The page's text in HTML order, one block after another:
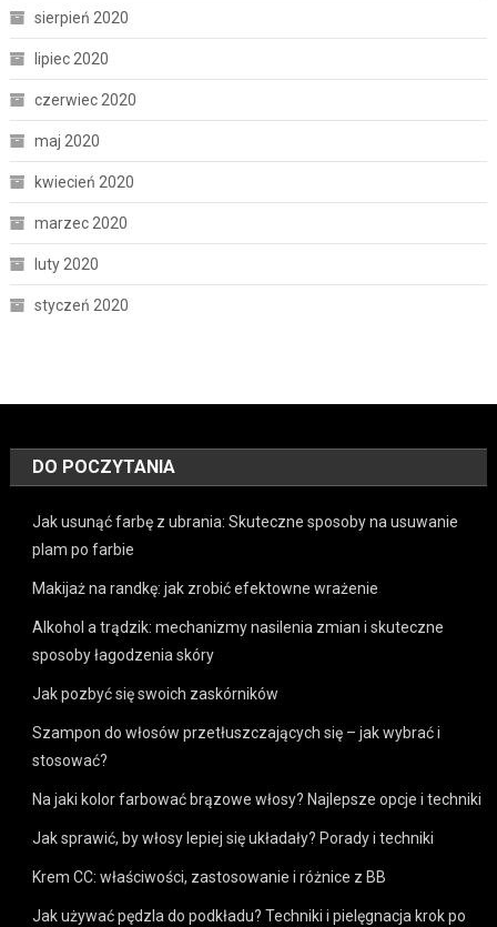
sierpień 2020
lipiec 2020
czerwiec 2020
maj 2020
kwiecień 2020
marzec 2020
luty 2020
styczeń 2020
DO POCZYTANIA
Jak usunąć farbę z ubrania: Skuteczne sposoby na usuwanie
plam po farbie
Makijaż na randkę: jak zrobić efektowne wrażenie
Alkohol a trądzik: mechanizmy nasilenia zmian i skuteczne
sposoby łagodzenia skóry
Jak pozbyć się swoich zaskórników
Szampon do włosów przetłuszczających się – jak wybrać i
stosować?
Na jaki kolor farbować brązowe włosy? Najlepsze opcje i techniki
Jak sprawić, by włosy lepiej się układały? Porady i techniki
Krem CC: właściwości, zastosowanie i różnice z BB
Jak używać pędzla do podkładu? Techniki i pielęgnacja krok po